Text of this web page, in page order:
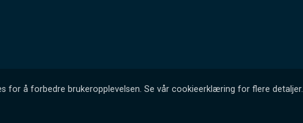
for å forbedre brukeropplevelsen. Se vår cookieerklæring for flere detaljer.